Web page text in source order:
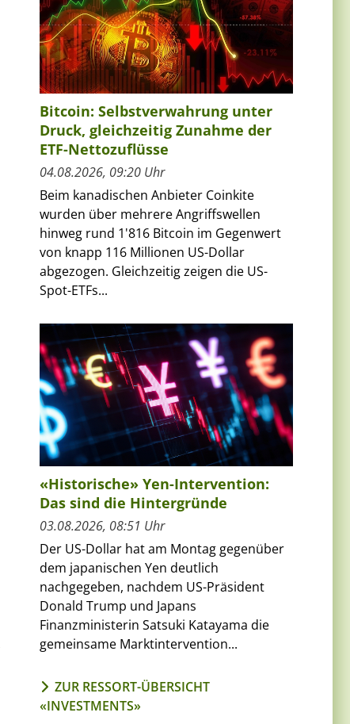
Bitcoin: Selbstverwahrung unter
Druck, gleichzeitig Zunahme der
ETF-Nettozuflüsse
04.08.2026, 09:20 Uhr
Beim kanadischen Anbieter Coinkite
wurden über mehrere Angriffswellen
hinweg rund 1'816 Bitcoin im Gegenwert
von knapp 116 Millionen US-Dollar
abgezogen. Gleichzeitig zeigen die US-
Spot-ETFs...
«Historische» Yen-Intervention:
Das sind die Hintergründe
03.08.2026, 08:51 Uhr
Der US-Dollar hat am Montag gegenüber
dem japanischen Yen deutlich
nachgegeben, nachdem US-Präsident
Donald Trump und Japans
Finanzministerin Satsuki Katayama die
gemeinsame Marktintervention...
ZUR RESSORT-ÜBERSICHT
«INVESTMENTS»